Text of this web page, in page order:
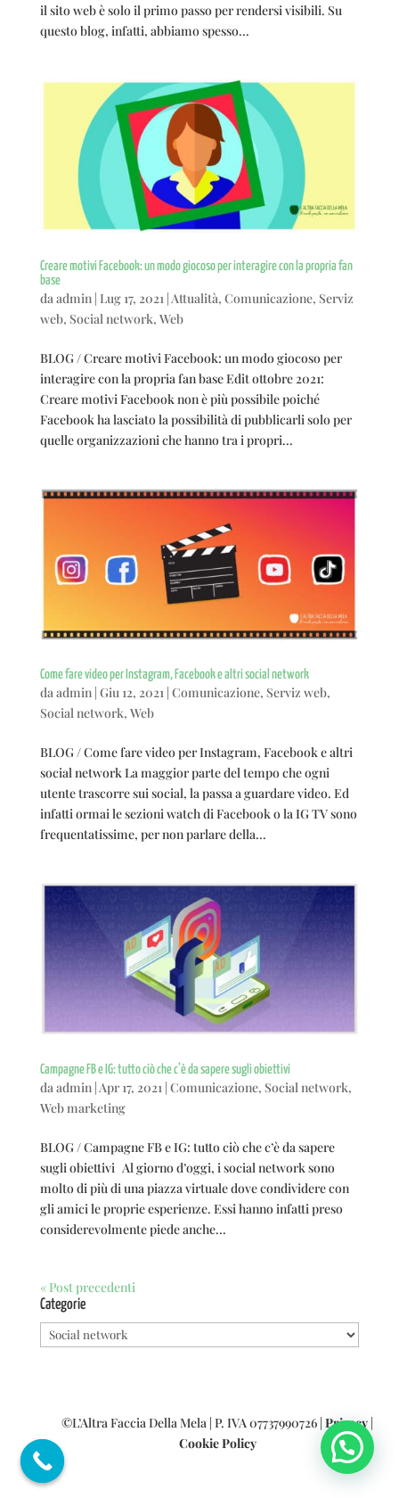
il sito web è solo il primo passo per rendersi visibili. Su
questo blog, infatti, abbiamo spesso...
Creare motivi Facebook: un modo giocoso per interagire con la propria fan
base
daadmin| Lug 17, 2021|Attualità, Comunicazione, Serviz
web, Social network, Web
BLOG / Creare motivi Facebook: un modo giocoso per
interagire con la propria fan base Edit ottobre 2021:
Creare motivi Facebook non è più possibile poiché
Facebook ha lasciato la possibilità di pubblicarli solo per
quelle organizzazioni che hanno tra i propri...
Come fare video per Instagram, Facebook e altri social network
daadmin| Giu 12, 2021| Comunicazione, Serviz web,
Social network, Web
BLOG / Come fare video per Instagram, Facebook e altri
social network La maggior parte del tempo che ogni
utente trascorre sui social, la passa a guardare video. Ed
infatti ormai le sezioni watch di Facebook o la IG TV sono
frequentatissime, per non parlare della...
Campagne FB e IG: tutto ciò che c’è da sapere sugli obiettivi
daadmin|Apr 17, 2021| Comunicazione, Social network,
Web marketing
BLOG / Campagne FB e IG: tutto ciò che c’è da sapere
sugli obiettivi Al giorno d’oggi, i social network sono
molto di più di una piazza virtuale dove condividere con
gli amici le proprie esperienze. Essi hanno infatti preso
considerevolmente piede anche...
« Post precedenti
Categorie
Categorie
©L’Altra Faccia Della Mela | P. IVA 07737990726 | Privacy |
Cookie Policy